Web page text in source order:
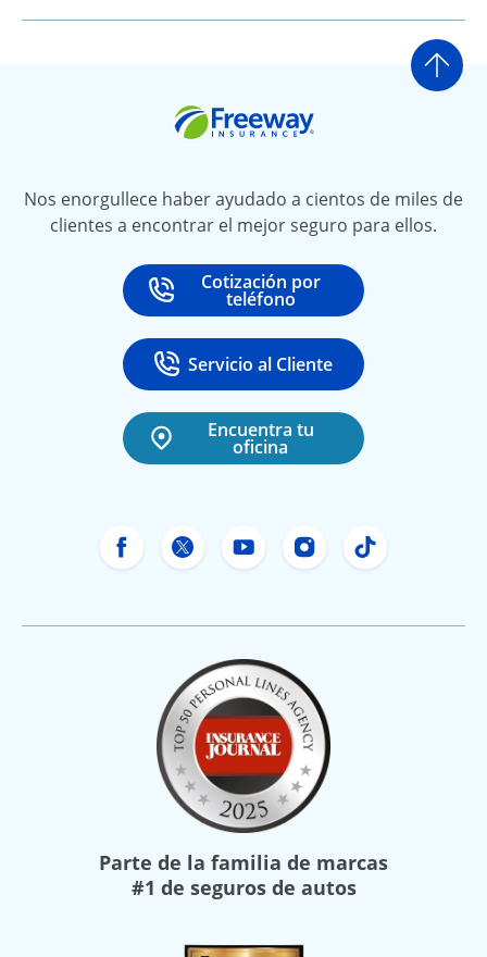
Ir
Nos enorgullece haber ayudado a cientos de miles de
clientes a encontrar el mejor seguro para ellos.
Call
Cotización por
teléfono
at
Call
Servicio al Cliente
at 888-531-6720
Encuentra tu
oficina
Facebook de Freeway Insurance
X de Freeway Insurance
YouTube de Freeway
Instagram
TikTok
Parte de la familia de marcas
#1 de seguros de autos